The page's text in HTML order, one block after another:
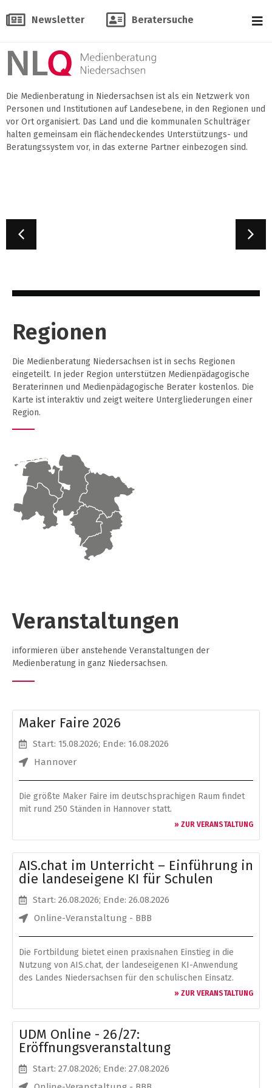
Newsletter Beratersuche
Die Medienberatung in Niedersachsen ist als ein Netzwerk von
Personen und Institutionen auf Landesebene, in den Regionen und
vor Ort organisiert. Das Land und die kommunalen Schulträger
halten gemeinsam ein flächendeckendes Unterstützungs- und
Beratungssystem vor, in das externe Partner einbezogen sind.
Regionen
Die Medienberatung Niedersachsen ist in sechs Regionen
eingeteilt. In jeder Region unterstützen Medienpädagogische
Beraterinnen und Medienpädagogische Berater kostenlos. Die
Karte ist interaktiv und zeigt weitere Untergliederungen einer
Region.
Veranstaltungen
informieren über anstehende Veranstaltungen der
Medienberatung in ganz Niedersachsen.
Maker Faire 2026
Start: 15.08.2026; Ende: 16.08.2026
Hannover
Die größte Maker Faire im deutschsprachigen Raum findet
mit rund 250 Ständen in Hannover statt.
» ZUR VERANSTALTUNG
AIS.chat im Unterricht – Einführung in
die landeseigene KI für Schulen
Start: 26.08.2026; Ende: 26.08.2026
Online-Veranstaltung - BBB
Die Fortbildung bietet einen praxisnahen Einstieg in die
Nutzung von AIS.chat, der landeseigenen KI-Anwendung
des Landes Niedersachsen für den schulischen Einsatz.
» ZUR VERANSTALTUNG
UDM Online - 26/27:
Eröffnungsveranstaltung
Start: 27.08.2026; Ende: 27.08.2026